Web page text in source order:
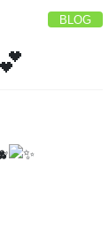
BLOG